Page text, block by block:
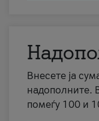
Внесете ја
надополните.
помеѓу 100 и